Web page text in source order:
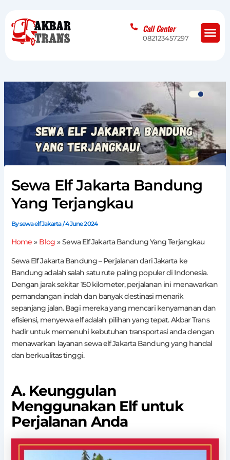
content
Call Center
082123457297
Sewa Elf Jakarta Bandung
Yang Terjangkau
Bysewa elf Jakarta/4 June 2024
Home Blog Sewa Elf Jakarta Bandung Yang Terjangkau
Sewa Elf Jakarta Bandung – Perjalanan dari Jakarta ke
Bandung adalah salah satu rute paling populer di Indonesia.
Dengan jarak sekitar 150 kilometer, perjalanan ini menawarkan
pemandangan indah dan banyak destinasi menarik
sepanjang jalan. Bagi mereka yang mencari kenyamanan dan
efisiensi, menyewa elf adalah pilihan yang tepat. Akbar Trans
hadir untuk memenuhi kebutuhan transportasi anda dengan
menawarkan layanan sewa elf Jakarta Bandung yang handal
dan berkualitas tinggi.
A. Keunggulan
Menggunakan Elf untuk
Perjalanan Anda